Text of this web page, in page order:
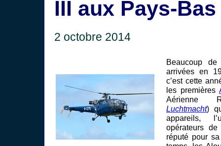
III aux Pays-Bas
2 octobre 2014
Beaucoup
arrivées en
c’est cette
les premières
Aérienne
Luchtmacht)
appareils,
opérateurs
réputé pour